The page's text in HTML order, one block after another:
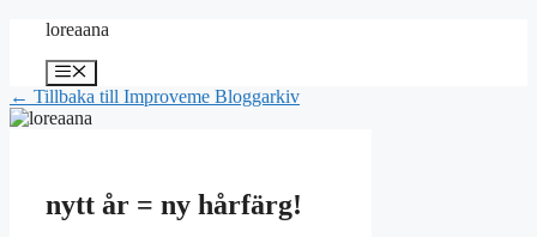
Hoppa
innehåll
loreaana
Meny
← Tillbaka till Improveme Bloggarkiv
nytt år = ny hårfärg!